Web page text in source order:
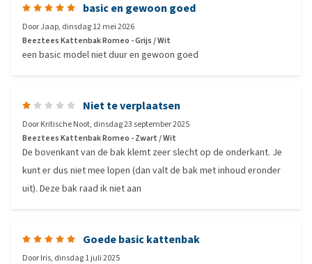
basic en gewoon goed
DoorJaap, dinsdag 12 mei 2026
Beeztees Kattenbak Romeo - Grijs / Wit
een basic model niet duur en gewoon goed
Niet te verplaatsen
DoorKritische Noot, dinsdag 23 september 2025
Beeztees Kattenbak Romeo - Zwart / Wit
De bovenkant van de bak klemt zeer slecht op de onderkant. Je
kunt er dus niet mee lopen (dan valt de bak met inhoud eronder
uit). Deze bak raad ik niet aan
Goede basic kattenbak
DoorIris, dinsdag 1 juli 2025